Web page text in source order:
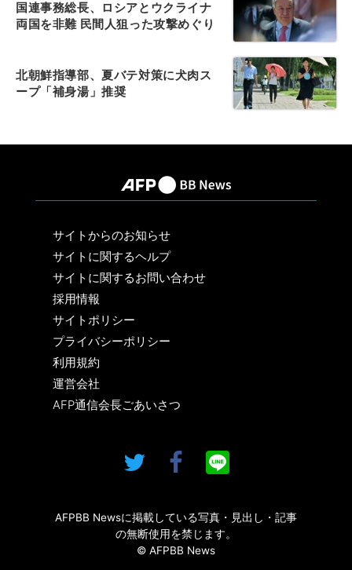
国連事務総長、ロシアとウクライナ
両国を非難 民間人狙った攻撃めぐり
北朝鮮指導部、夏バテ対策に犬肉ス
ープ「補身湯」推奨
サイトからのお知らせ
サイトに関するヘルプ
サイトに関するお問い合わせ
採用情報
サイトポリシー
プライバシーポリシー
利用規約
運営会社
AFP通信会長ごあいさつ
AFPBB Newsに掲載している写真・見出し・記事
の無断使用を禁じます。
© AFPBB News